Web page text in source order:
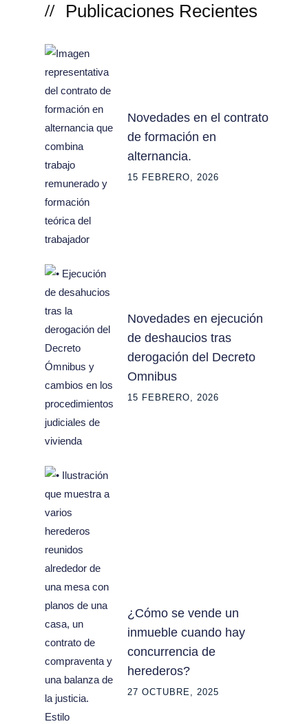
Publicaciones Recientes
Novedades en el contrato
de formación en
alternancia.
15 FEBRERO, 2026
Novedades en ejecución
de deshaucios tras
derogación del Decreto
Omnibus
15 FEBRERO, 2026
¿Cómo se vende un
inmueble cuando hay
concurrencia de
herederos?
27 OCTUBRE, 2025